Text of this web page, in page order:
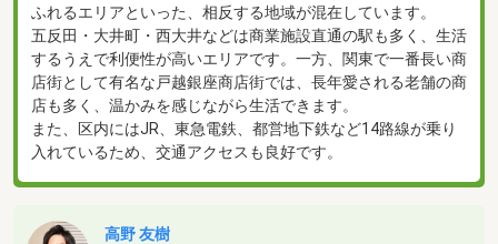
ふれるエリアといった、相反する地域が混在しています。
五反田・大井町・西大井などは商業施設直通の駅も多く、生活
するうえで利便性が高いエリアです。一方、関東で一番長い商
店街として有名な戸越銀座商店街では、長年愛される老舗の商
店も多く、温かみを感じながら生活できます。
また、区内にはJR、東急電鉄、都営地下鉄など14路線が乗り
入れているため、交通アクセスも良好です。
高野 友樹